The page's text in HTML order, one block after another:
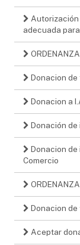
adecuada
Donacion de
Donacion a
Donación de
Donacion de
Comercio
Donacion de
Aceptar